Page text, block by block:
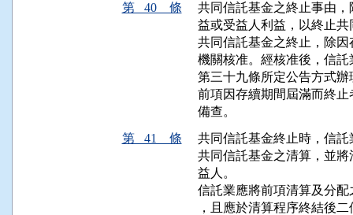
第 40 條
共同信託基金之終止事由
益或受益人利益，以終止
共同信託基金之終止，除
機關核准。經核准後，信
第三十九條所定公告方式辦
前項因存續期間屆滿而終
備查。
第 41 條
共同信託基金終止時，信
共同信託基金之清算，並
益人。
信託業應將前項清算及分
，且應於清算程序終結後